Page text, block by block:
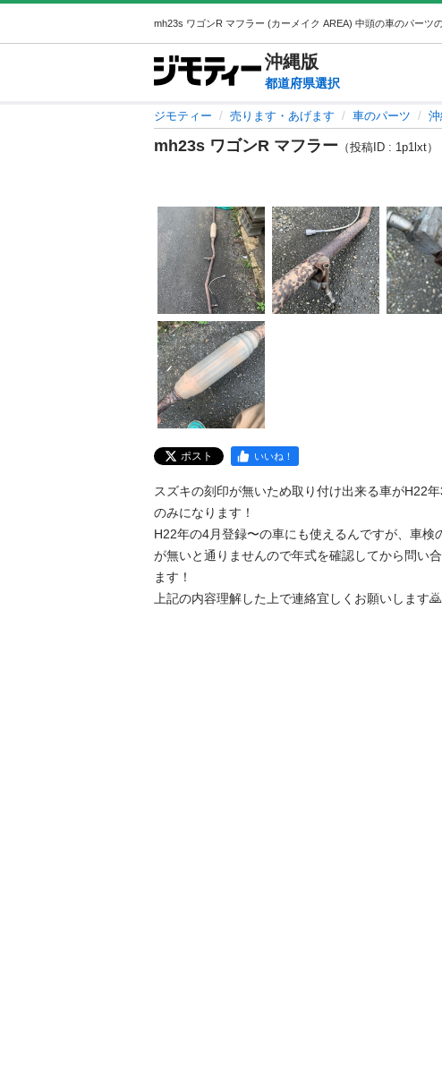
沖縄版
都道府県選択
ジモティー 売ります・あげます 車のパーツ
mh23s ワゴンR マフラー （投稿ID : 1p1lxt）
ポスト いいね！
スズキの刻印が無いため取り付け出来る車がH22
のみになります！
H22年の4月登録〜の車にも使えるんですが、車検
が無いと通りませんので年式を確認してから問い
ます！
上記の内容理解した上で連絡宜しくお願いします🙇